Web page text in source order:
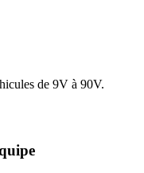
de 9V à 90V.